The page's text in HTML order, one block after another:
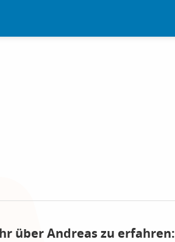
über Andreas zu erfahren: